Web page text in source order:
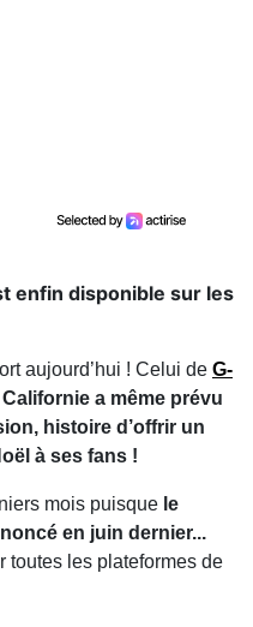
enfin disponible sur les
aujourd’hui ! Celui de G-
a même prévu
histoire d’offrir un
à ses fans !
mois puisque le
en juin dernier...
toutes les plateformes de